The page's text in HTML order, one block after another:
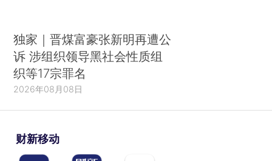
独家｜晋煤富豪张新明再遭公
诉 涉组织领导黑社会性质组
织等17宗罪名
2026年08月08日
财新移动